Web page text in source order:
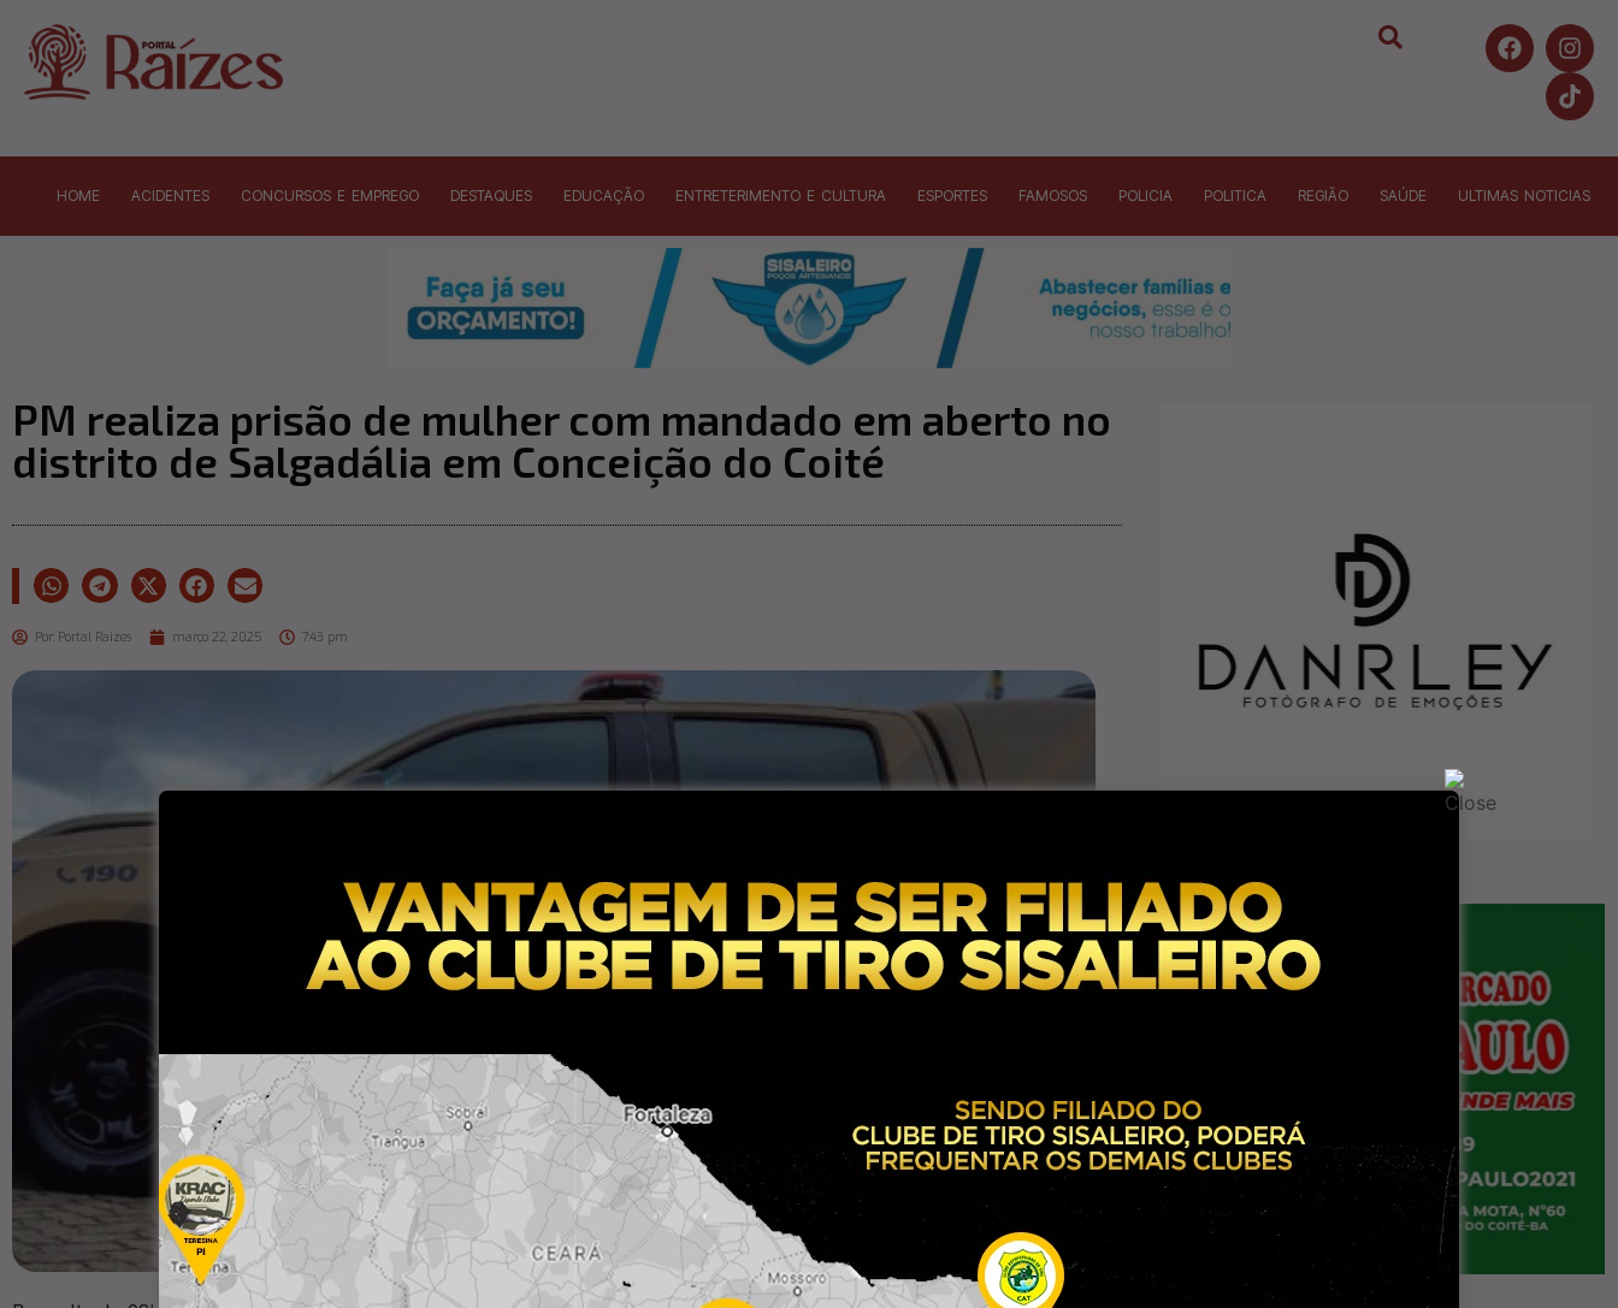
HOME ACIDENTES CONCURSOS E EMPREGO DESTAQUES EDUCAÇÃO ENTRETERIMENTO E CULTURA ESPORTES FAMOSOS POLICIA POLITICA REGIÃO SAÚDE ULTIMAS NOTICIAS
PM realiza prisão de mulher com mandado em aberto no
distrito de Salgadália em Conceição do Coité
Por: Portal Raizes março 22, 2025 7:43 pm